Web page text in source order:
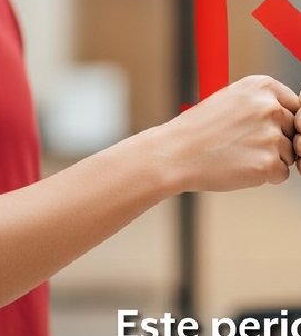
Distrito Norte de Georgia,
distribuir toneladas de cocaína al